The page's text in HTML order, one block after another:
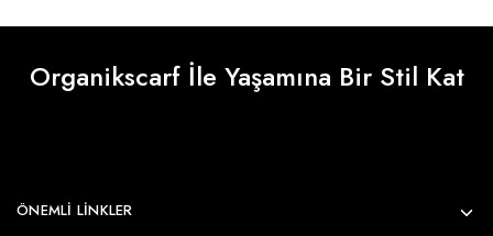
Organikscarf İle Yaşamına Bir Stil Kat
ÖNEMLI LINKLER